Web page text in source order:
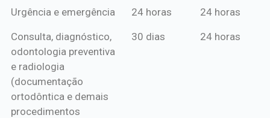
*Procedimentos Amil
*Pagamento
mensal*
*Pagamento
de crédito
Urgência e emergência 24 horas 24 horas
Consulta, diagnóstico,
odontologia preventiva
e radiologia
(documentação
ortodôntica e demais
procedimentos
30 dias 24 horas